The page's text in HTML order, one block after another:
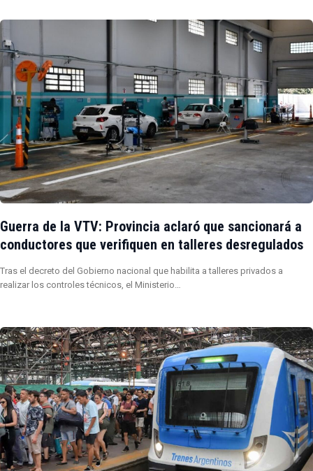
Guerra de la VTV: Provincia aclaró que sancionará a
conductores que verifiquen en talleres desregulados
Tras el decreto del Gobierno nacional que habilita a talleres privados a
realizar los controles técnicos, el Ministerio…